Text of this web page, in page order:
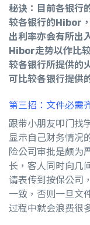
秘诀：目前各银行
较各银行的Hibor
出利率亦会有所出
Hibor走势以作比
较各银行所提供的
可比较各银行提供
第三招：文件必需
跟带小朋友叩门找
显示自己财务情况
险公司审批是颇为
长，客人同时向几
请表传到按保公司
一致，否则一旦文
过程中就会浪费很